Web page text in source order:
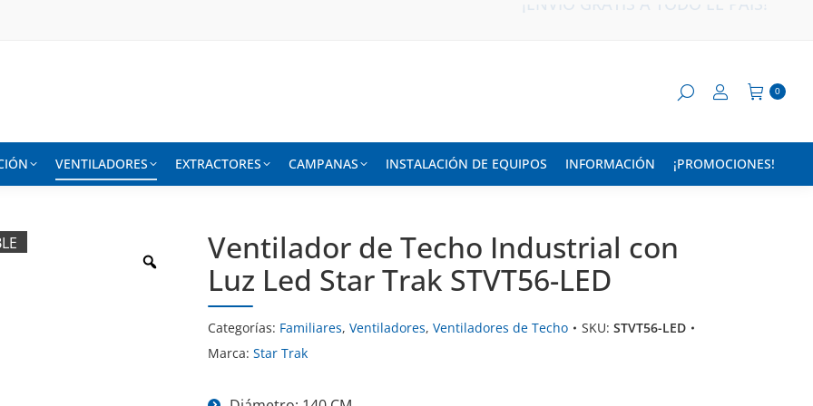
¡ENVÍO GRATIS A TODO EL PAÍS!
0
VENTILADORES EXTRACTORES CAMPANAS INSTALACIÓN DE EQUIPOS INFORMACIÓN ¡PROMOCIONES!
Ventilador de Techo Industrial con
Luz Led Star Trak STVT56-LED
Categorías: Familiares,Ventiladores,Ventiladores de Techo SKU:STVT56-LED
Marca:Star Trak